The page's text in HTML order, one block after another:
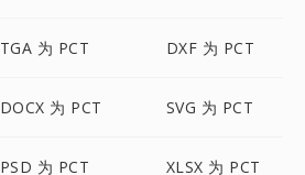
TGA 为 PCT DXF 为 PCT
DOCX 为 PCT SVG 为 PCT
PSD 为 PCT XLSX 为 PCT